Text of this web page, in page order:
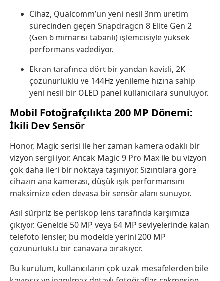
Cihaz, Qualcomm’un yeni nesil 3nm üretim
sürecinden geçen Snapdragon 8 Elite Gen 2
(Gen 6 mimarisi tabanlı) işlemcisiyle yüksek
performans vadediyor.
Ekran tarafında dört bir yandan kavisli, 2K
çözünürlüklü ve 144Hz yenileme hızına sahip
yeni nesil bir OLED panel kullanıcılara sunuluyor.
Mobil Fotoğrafçılıkta 200 MP Dönemi:
İkili Dev Sensör
Honor, Magic serisi ile her zaman kamera odaklı bir
vizyon sergiliyor. Ancak Magic 9 Pro Max ile bu vizyon
çok daha ileri bir noktaya taşınıyor. Sızıntılara göre
cihazın ana kamerası, düşük ışık performansını
maksimize eden devasa bir sensör alanı sunuyor.
Asıl sürpriz ise periskop lens tarafında karşımıza
çıkıyor. Genelde 50 MP veya 64 MP seviyelerinde kalan
telefoto lensler, bu modelde yerini 200 MP
çözünürlüklü bir canavara bırakıyor.
Bu kurulum, kullanıcıların çok uzak mesafelerden bile